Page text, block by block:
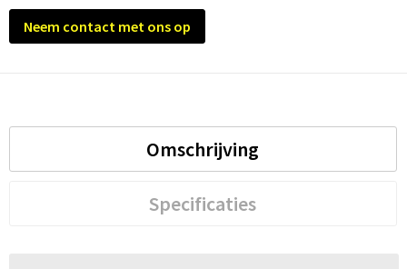
Waterbestendige tassen
Neem contact met ons op
Omschrijving
Specificaties